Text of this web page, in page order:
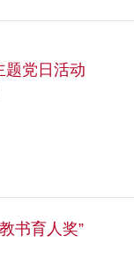
题党日活动
书育人奖”